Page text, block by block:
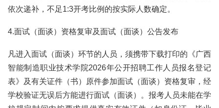
依次递补，不足1:3开考比例的按实际人数确定。
4.面试（面谈）资格复审及面试（面谈）公告发布
凡进入面试（面谈）环节的人员，须携带下载打印的《广西
智能制造职业技术学院2026年公开招聘工作人员报名登记
表》及有关证件（书）原件参加面试（面谈）资格复审，经
学校验证无误后方能进行面试（面谈）。报考人员未能在学